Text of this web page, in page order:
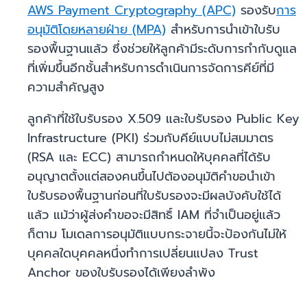
AWS Payment Cryptography (APC) รองรับการ
อนุมัติโดยหลายฝ่าย (MPA) สำหรับการนำเข้าใบรับ
รองพื้นฐานแล้ว ซึ่งช่วยให้ลูกค้ามีระดับการกำกับดูแล
ที่เพิ่มขึ้นอีกชั้นสำหรับการดำเนินการจัดการคีย์ที่มี
ความสำคัญสูง
ลูกค้าที่ใช้ใบรับรอง X.509 และใบรับรอง Public Key
Infrastructure (PKI) ร่วมกับคีย์แบบไม่สมมาตร
(RSA และ ECC) สามารถกำหนดให้บุคคลที่ได้รับ
อนุญาตตั้งแต่สองคนขึ้นไปต้องอนุมัติคำขอนำเข้า
ใบรับรองพื้นฐานก่อนที่ใบรับรองจะมีผลบังคับใช้ได้
แล้ว แม้ว่าผู้ส่งคำขอจะมีสิทธิ์ IAM ที่จำเป็นอยู่แล้ว
ก็ตาม โมเดลการอนุมัติแบบกระจายนี้จะป้องกันไม่ให้
บุคคลใดบุคคลหนึ่งทำการเปลี่ยนแปลง Trust
Anchor ของใบรับรองได้เพียงลำพัง